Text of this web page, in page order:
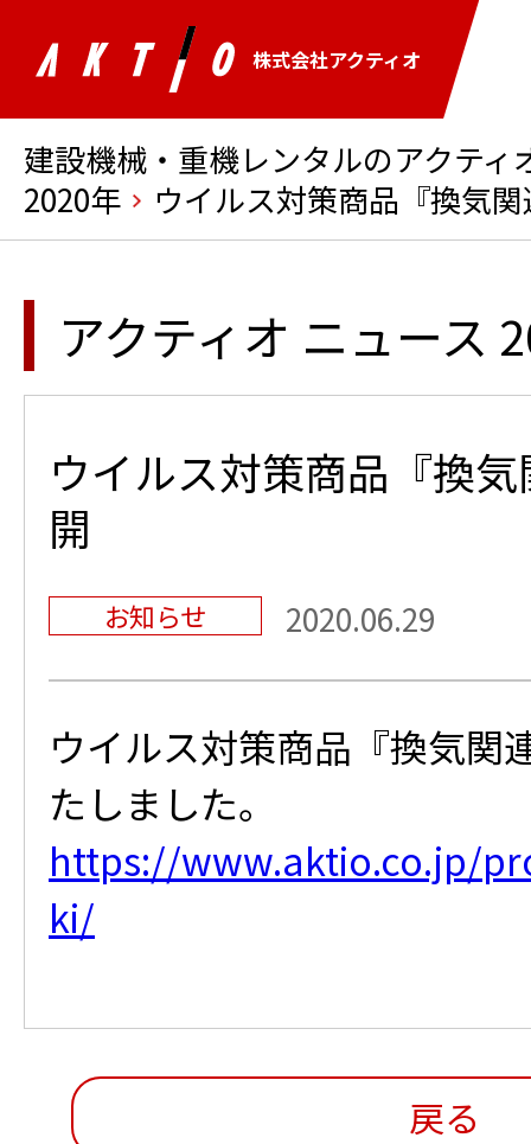
株式会社アクティオ
建設機械・重機レンタルのアクティ
2020年
ウイルス対策商品『換気
アクティオ ニュース
ウイルス対策商品『換
開
お知らせ 2020.06.29
ウイルス対策商品『換気関
たしました。
https://www.aktio.co.jp/
ki/
戻る